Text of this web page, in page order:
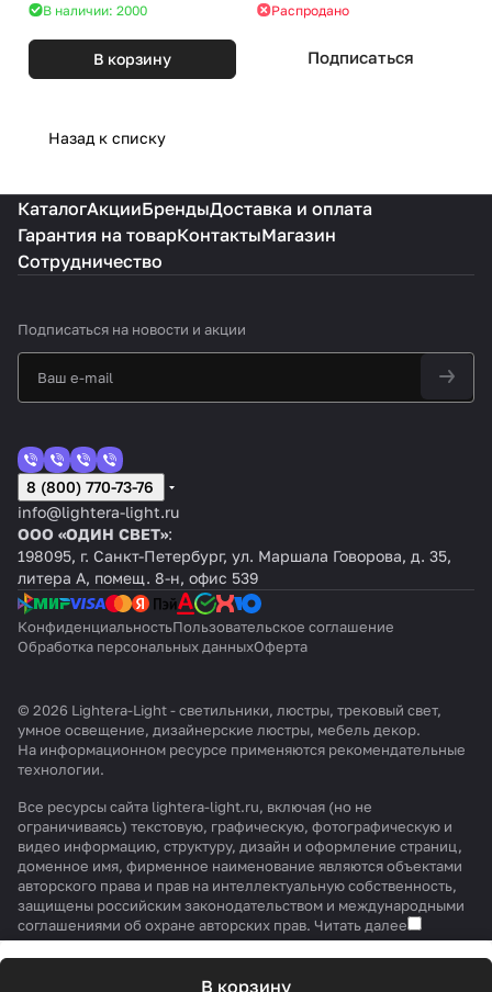
В наличии: 2000
В корзину
Распродано
Подписаться
Назад к списку
В корзину
КаталогАкцииБрендыДоставка и оплата
Гарантия на товарКонтактыМагазин
Сотрудничество
Подписаться на новости и акции
8 (800) 770-73-76
info@lightera-light.ru
ООО «ОДИН СВЕТ»:
198095, г. Санкт-Петербург, ул. Маршала Говорова, д. 35,
литера А, помещ. 8-н, офис 539
КонфиденциальностьПользовательское соглашение
Обработка персональных данныхОферта
© 2026 Lightera-Light - светильники, люстры, трековый свет,
умное освещение, дизайнерские люстры, мебель декор.
На информационном ресурсе применяются рекомендательные
технологии.
Все ресурсы сайта lightera-light.ru, включая (но не
ограничиваясь) текстовую, графическую, фотографическую и
видео информацию, структуру, дизайн и оформление страниц,
доменное имя, фирменное наименование являются объектами
авторского права и прав на интеллектуальную собственность,
защищены российским законодательством и международными
соглашениями об охране авторских прав. Читать далее